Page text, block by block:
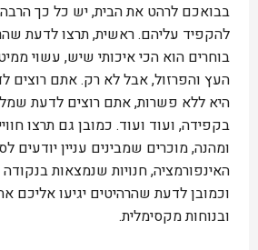
בבואכם לרהט את הבית, יש כל כך
להקפיד עליהם. ראשית, תרצו לדעת
בוחרים הוא הכי איכותי שיש, עשוי
העץ והפרזול, אבל לא רק. אתם רוצים
היא ללא פשרות, אתם רוצים לדעת
בקפידה, ועוד ועוד. כמובן גם תרצו
ומהנה, מוכרים שמבינים עניין יודעים
האינפורמציה, חנויות שנמצאות בנקודה
וכמובן לדעת שהרהיטים יגיעו אליכם
ובנוחות מקסימלית.